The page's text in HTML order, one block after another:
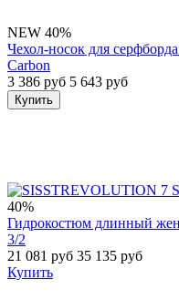
NEW 40%
Чехол-носок для
Carbon
3 386 руб 5 643 руб
Купить
40%
Гидрокостюм длинный
3/2
21 081 руб 35 135 руб
Купить